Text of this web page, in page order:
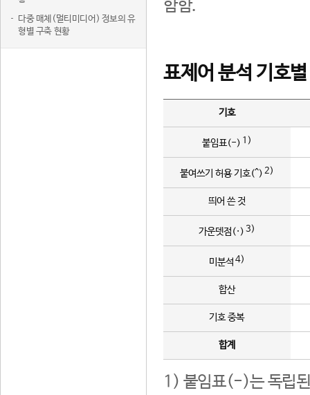
다중 매체(멀티미디어) 정보의 유
형별 구축 현황
함함.
표제어 분석 기호
기호
붙임표(-) 1)
붙여쓰기 허용 기호(^) 2)
띄어 쓴 것
가운뎃점(·) 3)
미분석 4)
합산
기호 중복
합계
1) 붙임표(-)는 독립된